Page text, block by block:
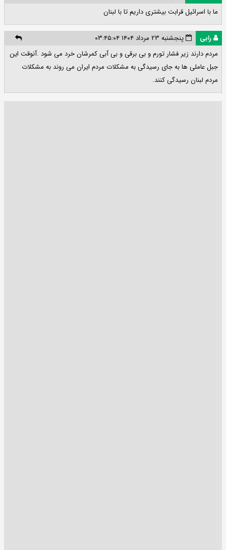
ما با اسرائیل قرابت بیشتری داریم تا با لبنان
رابی
پنجشنبه ۲۳ مرداد ۱۴۰۴ ۰۳:۴۵:۰۴
مردم دارند زیر فشار تورم و بی برقی و بی آبی کمرشان خرد می شود .آنوقت این
جبل عاملی ها به جای رسیدگی به مشکلات مردم ایران می روند به مشکلات
مردم لبنان رسیدگی کنند.